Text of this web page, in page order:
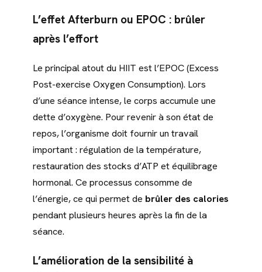
L’effet Afterburn ou EPOC : brûler
après l’effort
Le principal atout du HIIT est l’EPOC (Excess
Post-exercise Oxygen Consumption). Lors
d’une séance intense, le corps accumule une
dette d’oxygène. Pour revenir à son état de
repos, l’organisme doit fournir un travail
important : régulation de la température,
restauration des stocks d’ATP et équilibrage
hormonal. Ce processus consomme de
l’énergie, ce qui permet de brûler des calories
pendant plusieurs heures après la fin de la
séance.
L’amélioration de la sensibilité à